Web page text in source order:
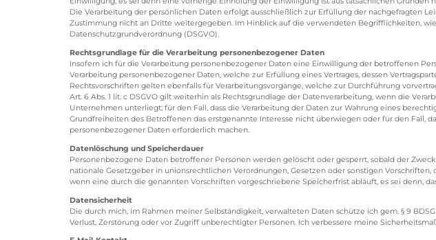
Die Verarbeitung der persönlichen Daten erfolgt ausschließlich zur Erfüllung der nachgefragten
Zustimmung nicht an Dritte weitergegeben. Im Hinblick auf die verwendeten Begrifflichkeiten,
Datenschutzgrundverordnung (DSGVO).
Rechtsgrundlage für die Verarbeitung personenbezogener Daten
Insofern ich für die Verarbeitung personenbezogener Daten eine Einwilligung der betroffenen
Verarbeitung personenbezogener Daten, welche zur Erfüllung eines Vertrages, dessen
Rechtsvorschriften gelten ebenfalls für Verarbeitungsvorgänge, welche zur Durchführung
Art. 6 Abs. 1 lit. c DSGVO gilt weiterhin als Rechtsgrundlage der Datenverarbeitung, wenn die
Unternehmen unterliegt; für den Fall, dass die Verarbeitung der Daten zur Wahrung eines
Grundfreiheiten des Betroffenen das erstgenannte Interesse nicht überwiegen oder für den Fall,
personenbezogener Daten erforderlich machen.
Datenlöschung und Speicherdauer
Personenbezogene Daten betroffener Personen werden gelöscht oder gesperrt, sobald der
nationale Gesetzgeber in unionsrechtlichen Verordnungen, Gesetzen oder sonstigen
wenn eine durch die genannten Vorschriften vorgeschriebene Speicherfrist abläuft, es sei denn,
Datensicherheit
Die durch mich, im Rahmen meiner Selbständigkeit, verwalteten Daten schütze ich gem. § 9
Verlust, Zerstörung oder vor Zugriff unberechtigter Personen. Ich verbessere meine